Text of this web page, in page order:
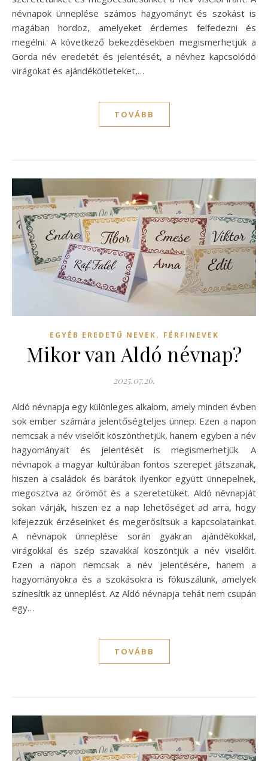
névnapok ünneplése számos hagyományt és szokást is
magában hordoz, amelyeket érdemes felfedezni és
megélni. A következő bekezdésekben megismerhetjük a
Gorda név eredetét és jelentését, a névhez kapcsolódó
virágokat és ajándékötleteket,…
TOVÁBB
EGYÉB EREDETŰ NEVEK, FÉRFINEVEK
Mikor van Aldó névnap?
2025.07.26.
Aldó névnapja egy különleges alkalom, amely minden évben
sok ember számára jelentőségteljes ünnep. Ezen a napon
nemcsak a név viselőit köszönthetjük, hanem egyben a név
hagyományait és jelentését is megismerhetjük. A
névnapok a magyar kultúrában fontos szerepet játszanak,
hiszen a családok és barátok ilyenkor együtt ünnepelnek,
megosztva az örömöt és a szeretetüket. Aldó névnapját
sokan várják, hiszen ez a nap lehetőséget ad arra, hogy
kifejezzük érzéseinket és megerősítsük a kapcsolatainkat.
A névnapok ünneplése során gyakran ajándékokkal,
virágokkal és szép szavakkal köszöntjük a név viselőit.
Ezen a napon nemcsak a név jelentésére, hanem a
hagyományokra és a szokásokra is fókuszálunk, amelyek
színesítik az ünneplést. Az Aldó névnapja tehát nem csupán
egy…
TOVÁBB